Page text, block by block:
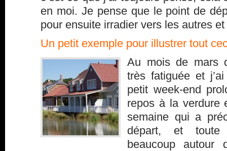
en moi. Je pense que le point de
pour ensuite irradier vers les autres et
Un petit exemple pour illustrer tout
Au mois de mars
très fatiguée et
petit week-end
repos à la verdure
semaine qui a
départ, et toute
beaucoup autour